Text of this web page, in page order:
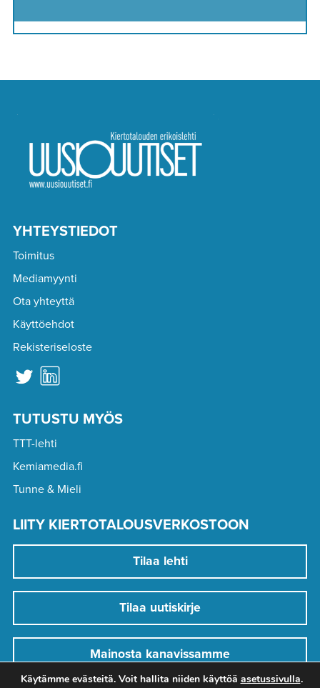
YHTEYSTIEDOT
Toimitus
Mediamyynti
Ota yhteyttä
Käyttöehdot
Rekisteriseloste
TUTUSTU MYÖS
TTT-lehti
Kemiamedia.fi
Tunne & Mieli
LIITY KIERTOTALOUSVERKOSTOON
Tilaa lehti
Tilaa uutiskirje
Mainosta kanavissamme
Käytämme evästeitä. Voit hallita niiden käyttöä asetussivulla.